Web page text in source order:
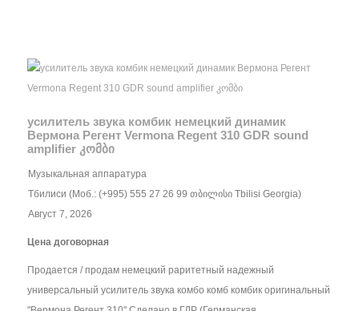
усилитель звука кoмбик немецкий динамик
Вермона Регент Vermona Regent 310 GDR sound
amplifier კომბი
Музыкальная аппаратура
Тбилиси (Моб.: (+995) 555 27 26 99 თბილისი Tbilisi Georgia)
Август 7, 2026
Цена договорная
Продается / продам немецкий раритетный надежный
универсальный усилитель звука комбо кoмб кoмбик оригинальный